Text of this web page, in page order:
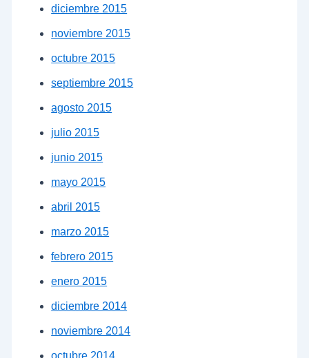
diciembre 2015
noviembre 2015
octubre 2015
septiembre 2015
agosto 2015
julio 2015
junio 2015
mayo 2015
abril 2015
marzo 2015
febrero 2015
enero 2015
diciembre 2014
noviembre 2014
octubre 2014